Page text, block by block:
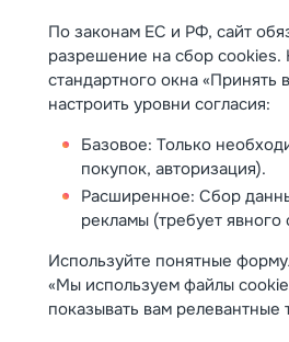
По законам ЕС и РФ, сайт
разрешение на сбор cookies.
стандартного окна «Принять
настроить уровни согласия:
Базовое: Только
покупок, авторизация).
Расширенное: Сбор
рекламы (требует явного
Используйте понятные
«Мы используем файлы
показывать вам релевантные